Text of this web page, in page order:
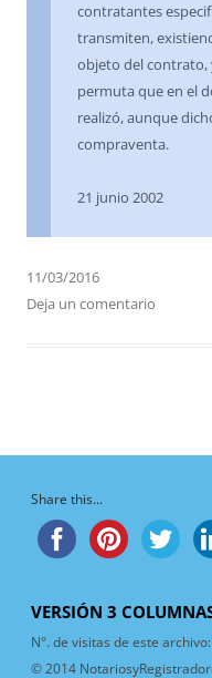
contratantes
transmiten,
objeto del contrato,
permuta que en el
realizó, aunque
compraventa.
21 junio 2002
11/03/2016
Deja un comentario
Share this...
VERSIÓN 3
N°. de visitas de este archivo:
© 2014